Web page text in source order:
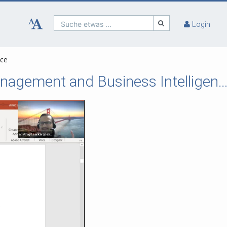
Suche etwas ... Login
Part 2Information Systems Sourcing, Project